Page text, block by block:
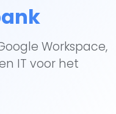
Workspace,
IT voor het